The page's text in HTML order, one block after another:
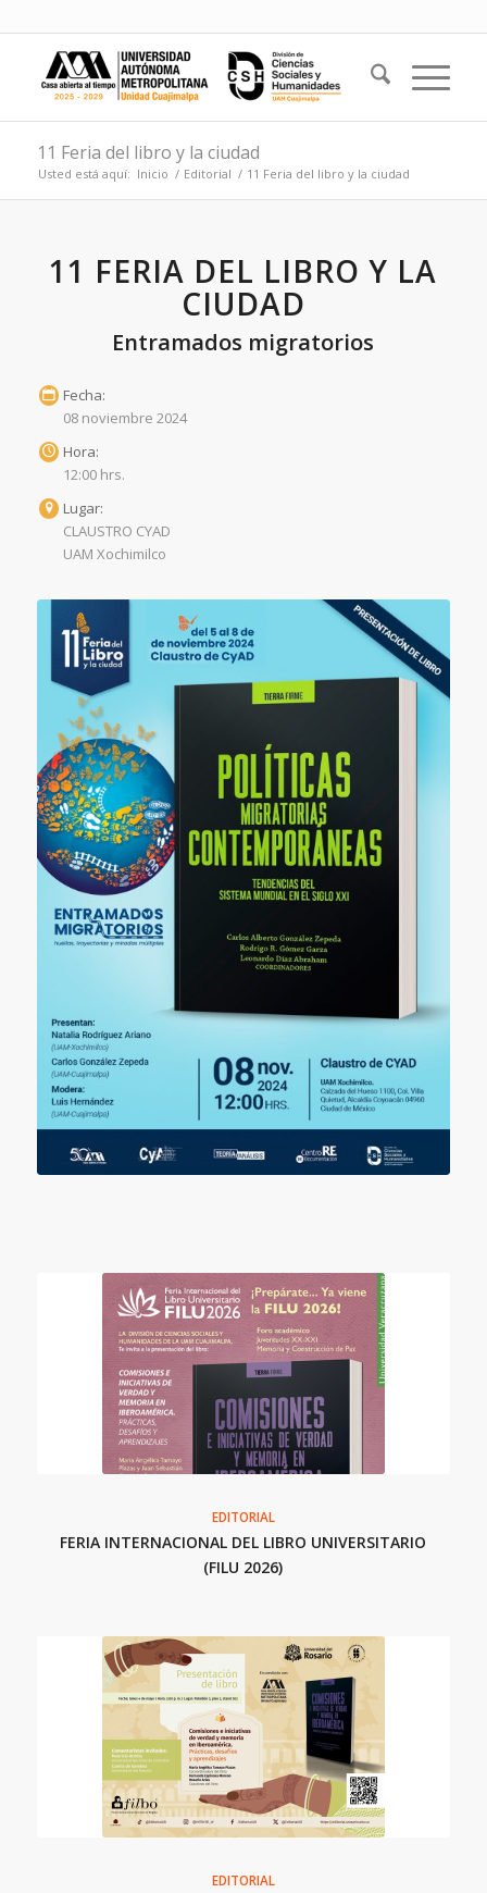
11 Feria del libro y la ciudad
Usted está aquí: Inicio / Editorial / 11 Feria del libro y la ciudad
11 FERIA DEL LIBRO Y LA
CIUDAD
Entramados migratorios
Fecha:
08 noviembre 2024
Hora:
12:00 hrs.
Lugar:
CLAUSTRO CYAD
UAM Xochimilco
EDITORIAL
FERIA INTERNACIONAL DEL LIBRO UNIVERSITARIO
(FILU 2026)
EDITORIAL